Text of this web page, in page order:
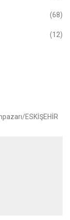
(68)
(12)
ESKİŞEHİR